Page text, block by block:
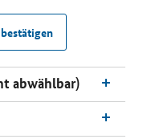
abwählbar)